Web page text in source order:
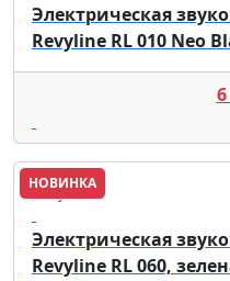
Электрическая
Revyline RL 010 Neo
НОВИНКА
Revyline
Электрическая
Revyline RL 060,